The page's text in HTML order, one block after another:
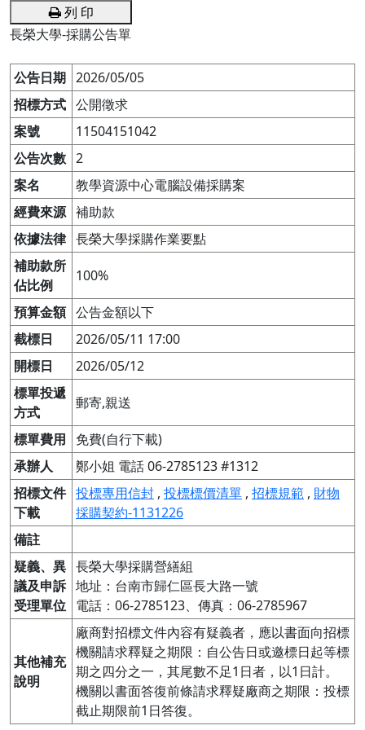
列 印
長榮大學-採購公告單
公告日期 2026/05/05
招標方式 公開徵求
案號
11504151042
公告次數 2
案名
教學資源中心電腦設備採購案
經費來源 補助款
依據法律 長榮大學採購作業要點
補助款所
佔比例
100%
預算金額 公告金額以下
截標日
2026/05/11 17:00
開標日
2026/05/12
標單投遞
方式
郵寄,親送
標單費用
免費(自行下載)
承辦人
鄭小姐 電話 06-2785123 #1312
招標文件
下載
投標專用信封 , 投標標價清單 , 招標規範 , 財物
採購契約-1131226
備註
疑義、異
議及申訴
受理單位
長榮大學採購營繕組
地址：台南市歸仁區長大路一號
電話：06-2785123、傳真：06-2785967
其他補充
說明
廠商對招標文件內容有疑義者，應以書面向招標
機關請求釋疑之期限：自公告日或邀標日起等標
期之四分之一，其尾數不足1日者，以1日計。
機關以書面答復前條請求釋疑廠商之期限：投標
截止期限前1日答復。